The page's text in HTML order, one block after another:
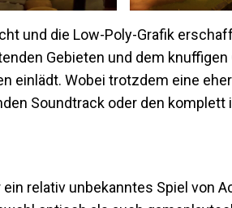
und die Low-Poly-Grafik
Gebieten und dem
einlädt. Wobei trotzdem eine
Soundtrack oder den
ein relativ unbekanntes Spiel